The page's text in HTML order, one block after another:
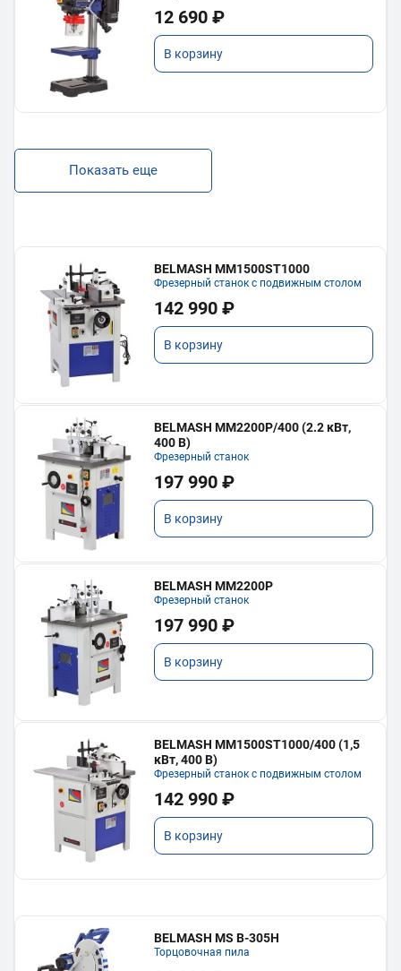
12 690 ₽
В корзину
Показать еще
BELMASH MM1500ST1000
Фрезерный станок с подвижным столом
142 990 ₽
В корзину
BELMASH MM2200P/400 (2.2 кВт,
400 В)
Фрезерный станок
197 990 ₽
В корзину
BELMASH MM2200P
Фрезерный станок
197 990 ₽
В корзину
BELMASH MM1500ST1000/400 (1,5
кВт, 400 В)
Фрезерный станок с подвижным столом
142 990 ₽
В корзину
BELMASH MS B-305H
Торцовочная пила